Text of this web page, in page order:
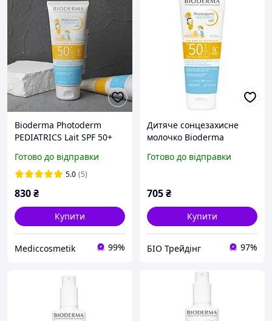
Bioderma Photoderm
PEDIATRICS Lait SPF 50+
сонцезахисне молочко
для дітей 200 ml
Готово до відправки
5.0 (5)
830₴
Купити
Mediccosmetik 99%
Дитяче сонцезахисне
молочко Bioderma
SPF50+ 200 мл 03274
Готово до відправки
705₴
Купити
БІО Трейдінг 97%